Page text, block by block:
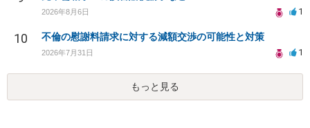
2026年8月6日 1
10 不倫の慰謝料請求に対する減額交渉の可能性と対策
2026年7月31日 1
もっと見る